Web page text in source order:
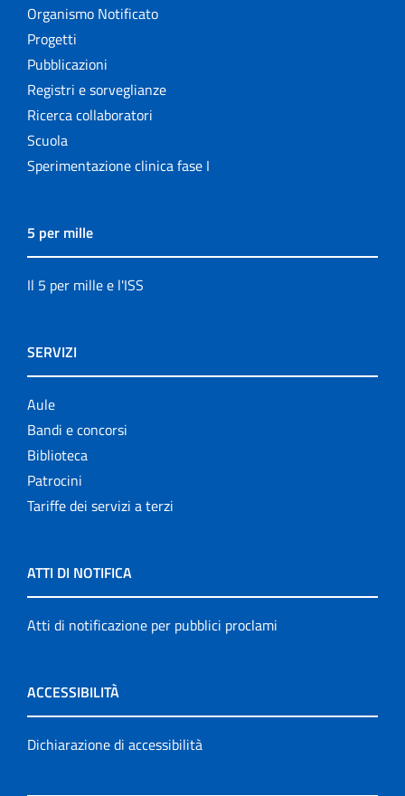
Organismo Notificato
Progetti
Pubblicazioni
Registri e sorveglianze
Ricerca collaboratori
Scuola
Sperimentazione clinica fase I
5 per mille
Il 5 per mille e l'ISS
SERVIZI
Aule
Bandi e concorsi
Biblioteca
Patrocini
Tariffe dei servizi a terzi
ATTI DI NOTIFICA
Atti di notificazione per pubblici proclami
ACCESSIBILITÀ
Dichiarazione di accessibilità